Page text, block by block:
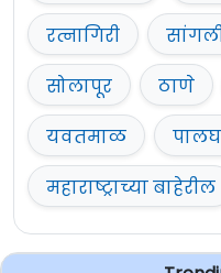
रत्नागिरी
सोलापूर
ठाणे
यवतमाळ
महाराष्ट्राच्या बाहेरील